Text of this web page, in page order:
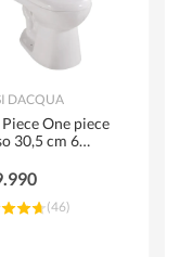
DACQUA
One piece
30,5 cm 6
(46)